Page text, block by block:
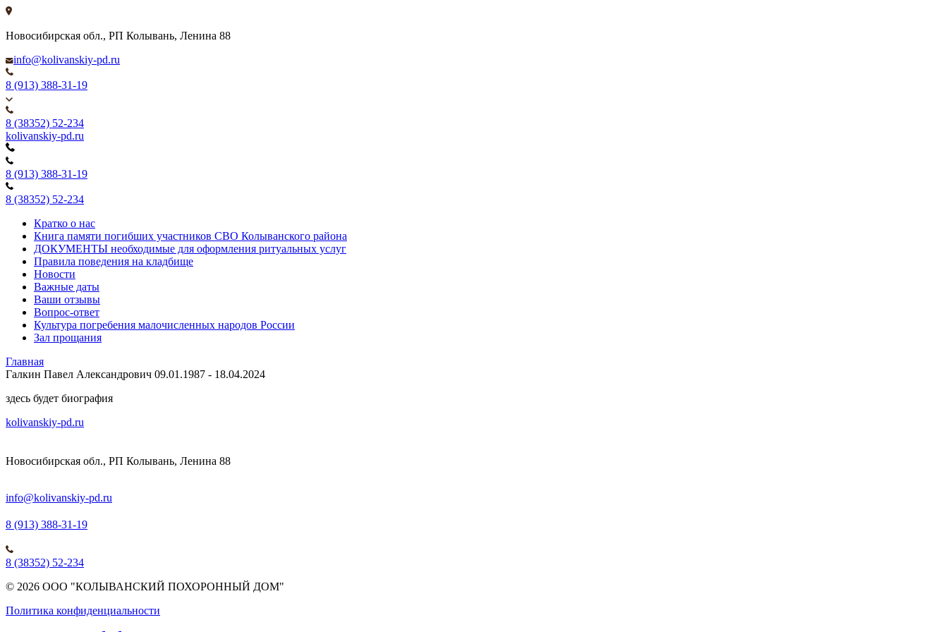
Новосибирская обл., РП Колывань, Ленина 88
info@kolivanskiy-pd.ru
8 (913) 388-31-19
8 (38352) 52-234
kolivanskiy-pd.ru
8 (913) 388-31-19
8 (38352) 52-234
Кратко о нас
Книга памяти погибших участников СВО Колыванского района
ДОКУМЕНТЫ необходимые для оформления ритуальных услуг
Правила поведения на кладбище
Новости
Важные даты
Ваши отзывы
Вопрос-ответ
Культура погребения малочисленных народов России
Зал прощания
Главная
Галкин Павел Александрович 09.01.1987 - 18.04.2024
здесь будет биография
kolivanskiy-pd.ru
Новосибирская обл., РП Колывань, Ленина 88
info@kolivanskiy-pd.ru
8 (913) 388-31-19
8 (38352) 52-234
© 2026 ООО "КОЛЫВАНСКИЙ ПОХОРОННЫЙ ДОМ"
Политика конфиденциальности